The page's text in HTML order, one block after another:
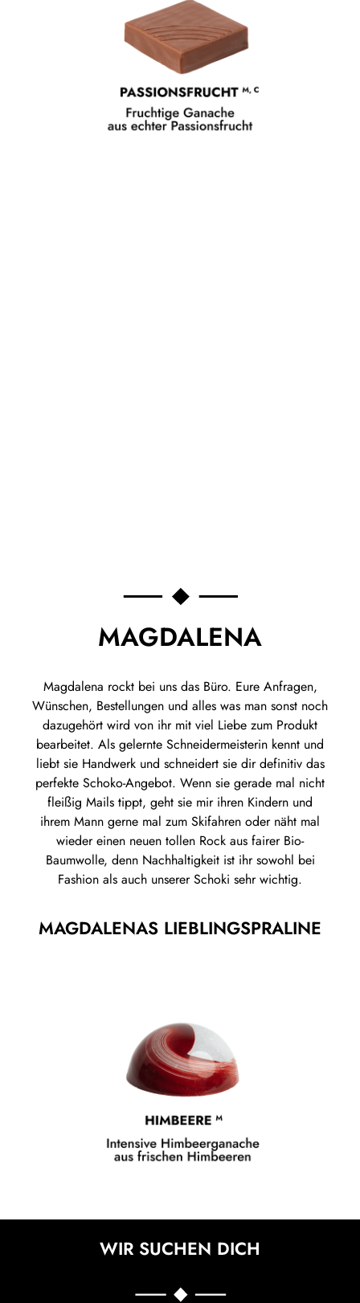
MAGDALENA
Magdalena rockt bei uns das Büro. Eure Anfragen,
Wünschen, Bestellungen und alles was man sonst noch
dazugehört wird von ihr mit viel Liebe zum Produkt
bearbeitet. Als gelernte Schneidermeisterin kennt und
liebt sie Handwerk und schneidert sie dir definitiv das
perfekte Schoko-Angebot. Wenn sie gerade mal nicht
fleißig Mails tippt, geht sie mir ihren Kindern und
ihrem Mann gerne mal zum Skifahren oder näht mal
wieder einen neuen tollen Rock aus fairer Bio-
Baumwolle, denn Nachhaltigkeit ist ihr sowohl bei
Fashion als auch unserer Schoki sehr wichtig.
MAGDALENAS LIEBLINGSPRALINE
WIR SUCHEN DICH